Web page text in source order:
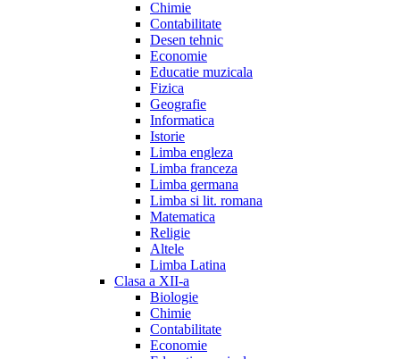
Chimie
Contabilitate
Desen tehnic
Economie
Educatie muzicala
Fizica
Geografie
Informatica
Istorie
Limba engleza
Limba franceza
Limba germana
Limba si lit. romana
Matematica
Religie
Altele
Limba Latina
Clasa a XII-a
Biologie
Chimie
Contabilitate
Economie